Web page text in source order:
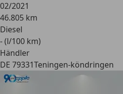
02/2021
46.805 km
Diesel
- (l/100 km)
Händler
DE 79331Teningen-köndringen